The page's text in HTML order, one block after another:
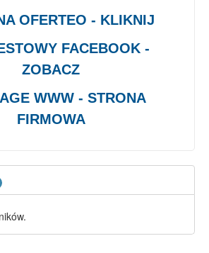
OFERTEO - KLIKNIJ
FACEBOOK -
ZOBACZ
WWW - STRONA
FIRMOWA